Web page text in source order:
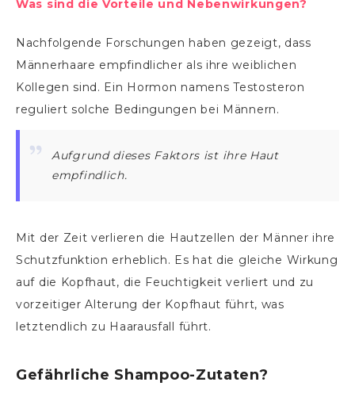
Was sind die Vorteile und Nebenwirkungen?
Nachfolgende Forschungen haben gezeigt, dass
Männerhaare empfindlicher als ihre weiblichen
Kollegen sind. Ein Hormon namens Testosteron
reguliert solche Bedingungen bei Männern.
Aufgrund dieses Faktors ist ihre Haut
empfindlich.
Mit der Zeit verlieren die Hautzellen der Männer ihre
Schutzfunktion erheblich. Es hat die gleiche Wirkung
auf die Kopfhaut, die Feuchtigkeit verliert und zu
vorzeitiger Alterung der Kopfhaut führt, was
letztendlich zu Haarausfall führt.
Gefährliche Shampoo-Zutaten?